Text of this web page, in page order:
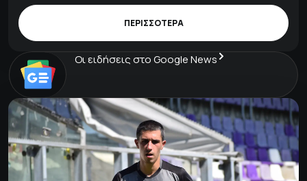
ΠΕΡΙΣΣΟΤΕΡΑ
Οι ειδήσεις στο Google News